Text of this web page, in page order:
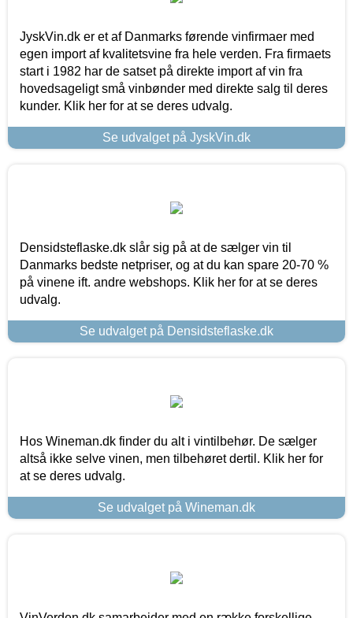
JyskVin.dk er et af Danmarks førende vinfirmaer med
egen import af kvalitetsvine fra hele verden. Fra firmaets
start i 1982 har de satset på direkte import af vin fra
hovedsageligt små vinbønder med direkte salg til deres
kunder. Klik her for at se deres udvalg.
Se udvalget på JyskVin.dk
Densidsteflaske.dk slår sig på at de sælger vin til
Danmarks bedste netpriser, og at du kan spare 20-70 %
på vinene ift. andre webshops. Klik her for at se deres
udvalg.
Se udvalget på Densidsteflaske.dk
Hos Wineman.dk finder du alt i vintilbehør. De sælger
altså ikke selve vinen, men tilbehøret dertil. Klik her for
at se deres udvalg.
Se udvalget på Wineman.dk